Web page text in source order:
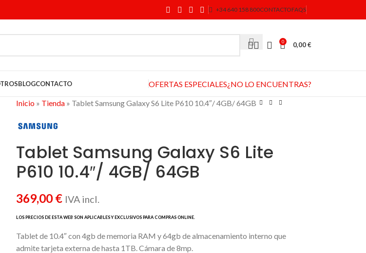
+34 640 158 800CONTACTOFAQS
0 0,00€
BLOGCONTACTO OFERTAS ESPECIALES¿NO LO ENCUENTRAS?
Inicio» Tienda» Tablet Samsung Galaxy S6 Lite P610 10.4″/ 4GB/ 64GB
Tablet Samsung Galaxy S6 Lite
P610 10.4″/ 4GB/ 64GB
369,00€ IVA incl.
Tablet de 10.4″ con 4gb de memoria RAM y 64gb de almacenamiento interno que
admite tarjeta externa de hasta 1TB. Cámara de 8mp.